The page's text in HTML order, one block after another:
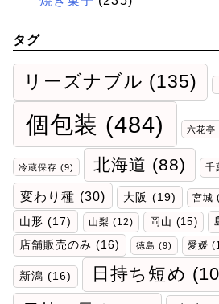
タグ
リーズナブル (135)
個包装 (484) 六花亭
冷蔵保存 (9) 北海道 (88) 千
変わり種 (30) 大阪 (19) 宮城
山形 (17) 山梨 (12) 岡山 (15)
店舗販売のみ (16) 徳島 (9) 愛媛
新潟 (16) 日持ち短め